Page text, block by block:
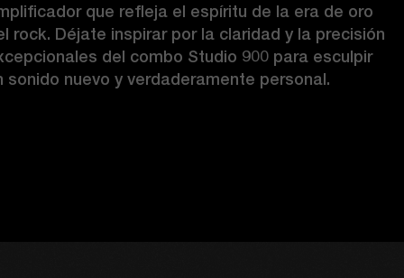
que refleja el espíritu de la era de oro
rock. Déjate inspirar por la claridad y la precisión
del combo Studio 900 para esculpir
sonido nuevo y verdaderamente personal.